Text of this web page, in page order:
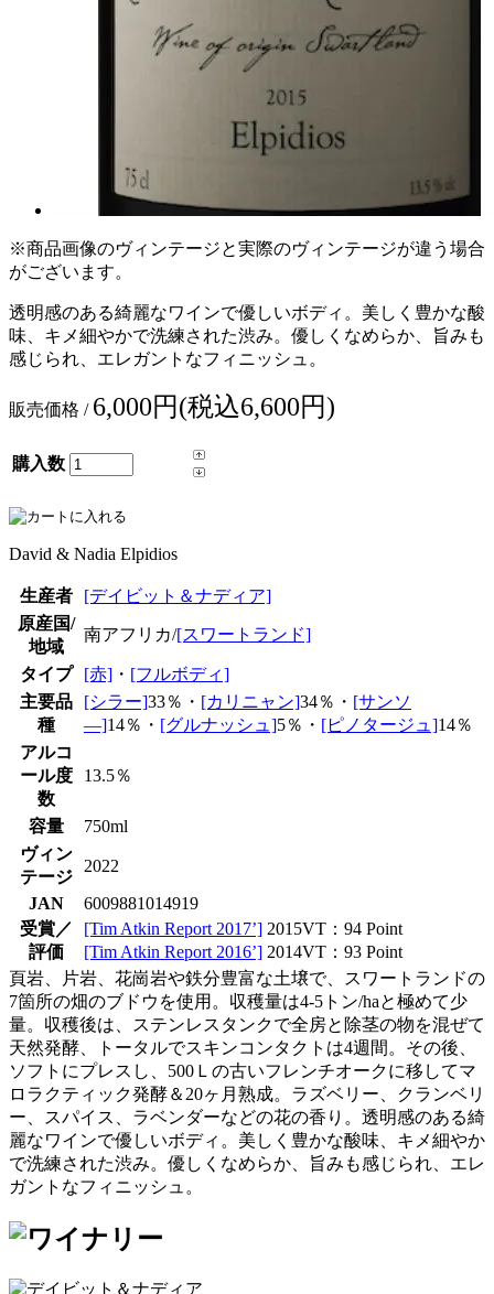
※商品画像のヴィンテージと実際のヴィンテージが違う場合
がございます。
透明感のある綺麗なワインで優しいボディ。美しく豊かな酸
味、キメ細やかで洗練された渋み。優しくなめらか、旨みも
感じられ、エレガントなフィニッシュ。
販売価格 / 6,000円(税込6,600円)
購入数
David & Nadia Elpidios
生産者
[デイビット＆ナディア]
原産国/
地域
南アフリカ/[スワートランド]
タイプ [赤] ・ [フルボディ]
主要品
種
[シラー]33％・ [カリニャン]34％・ [サンソ
―]14％・ [グルナッシュ]5％・ [ピノタージュ]14％
アルコ
ール度
数
13.5％
容量
750ml
ヴィン
テージ
2022
JAN
6009881014919
受賞／
評価
[Tim Atkin Report 2017’] 2015VT：94 Point
[Tim Atkin Report 2016’] 2014VT：93 Point
頁岩、片岩、花崗岩や鉄分豊富な土壌で、スワートランドの
7箇所の畑のブドウを使用。収穫量は4-5トン/haと極めて少
量。収穫後は、ステンレスタンクで全房と除茎の物を混ぜて
天然発酵、トータルでスキンコンタクトは4週間。その後、
ソフトにプレスし、500Ｌの古いフレンチオークに移してマ
ロラクティック発酵＆20ヶ月熟成。ラズベリー、クランベリ
ー、スパイス、ラベンダーなどの花の香り。透明感のある綺
麗なワインで優しいボディ。美しく豊かな酸味、キメ細やか
で洗練された渋み。優しくなめらか、旨みも感じられ、エレ
ガントなフィニッシュ。